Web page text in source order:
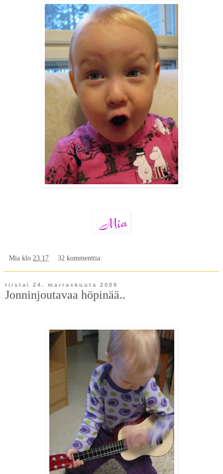
Mia klo 23.17 32 kommenttia:
tiistai 24. marraskuuta 2009
Jonninjoutavaa höpinää..